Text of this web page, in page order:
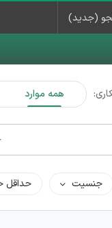
(جدید)
همه موارد
جنسیت حداقل